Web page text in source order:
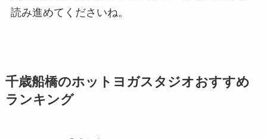
読み進めてくださいね。
千歳船橋のホットヨガスタジオおすすめ
ランキング